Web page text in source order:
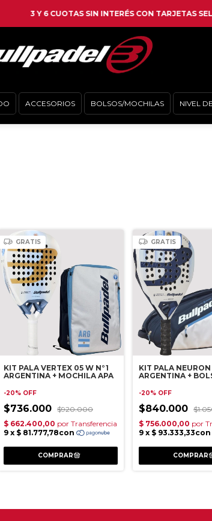
INTERÉS CON TARJETAS SELECCIONADAS
ACCESORIOS BOLSOS/MOCHILAS NIVEL
GRATIS
KIT PALA VERTEX 05 W N°1
ARGENTINA + MOCHILA APA
-20% OFF
$736.000 $920.000
GRATIS
KIT PALA
ARGENTINA +
-20% OFF
$840.000